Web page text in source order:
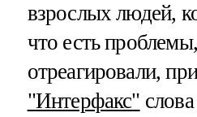
взрослых людей,
что есть
отреагировали,
"Интерфакс"